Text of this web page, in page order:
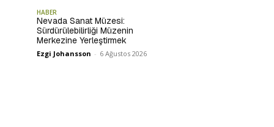
HABER
Nevada Sanat Müzesi:
Sürdürülebilirliği Müzenin
Merkezine Yerleştirmek
Ezgi Johansson - 6 Ağustos 2026